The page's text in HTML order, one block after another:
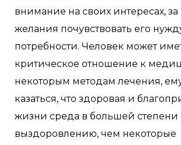
внимание на своих интересах,
желания почувствовать его
потребности. Человек может
критическое отношение к
некоторым методам лечения,
казаться, что здоровая и
жизни среда в большей степени
выздоровлению, чем некоторые